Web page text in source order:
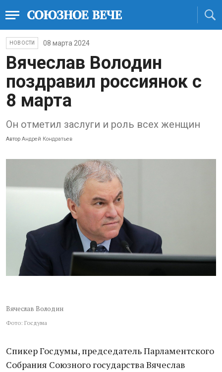
НОВОСТИ 08 марта 2024
Вячеслав Володин
поздравил россиянок с
8 марта
Он отметил заслуги и роль всех женщин
Автор Андрей Кондратьев
Вячеслав Володин
Фото: Госдума
Спикер Госдумы, председатель Парламентского
Собрания Союзного государства Вячеслав